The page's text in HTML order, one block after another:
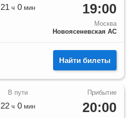
19:00
Москва
Новоясеневская АС
21 ч 0 мин
Найти билеты
20:00
22 ч 0 мин